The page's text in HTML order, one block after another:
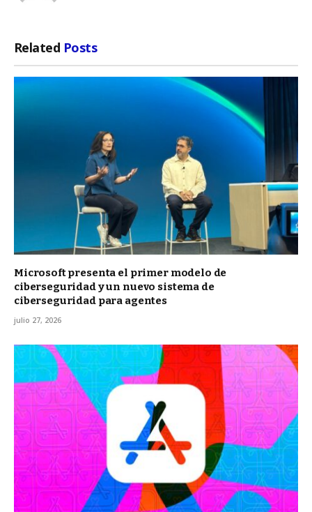
Related Posts
Microsoft presenta el primer modelo de
ciberseguridad y un nuevo sistema de
ciberseguridad para agentes
julio 27, 2026